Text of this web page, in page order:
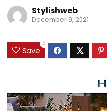
Stylishweb
December 9, 2021
Save
0